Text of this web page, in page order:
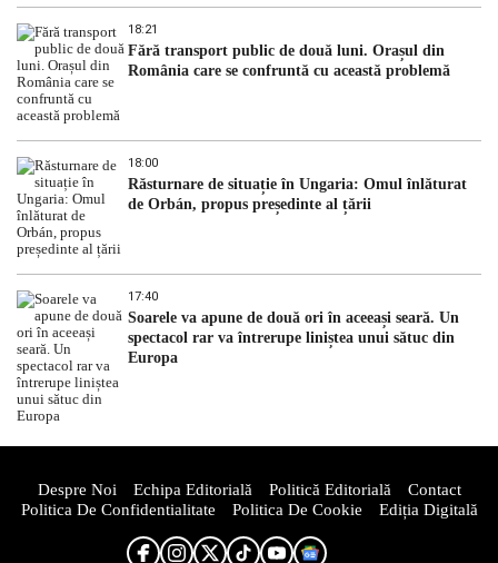
18:21
Fără transport public de două luni. Orașul din
România care se confruntă cu această problemă
18:00
Răsturnare de situație în Ungaria: Omul înlăturat
de Orbán, propus președinte al țării
17:40
Soarele va apune de două ori în aceeași seară. Un
spectacol rar va întrerupe liniștea unui sătuc din
Europa
Despre Noi Echipa Editorială Politică Editorială
Contact
Politica De Confidentialitate
Politica De Cookie Ediția Digitală